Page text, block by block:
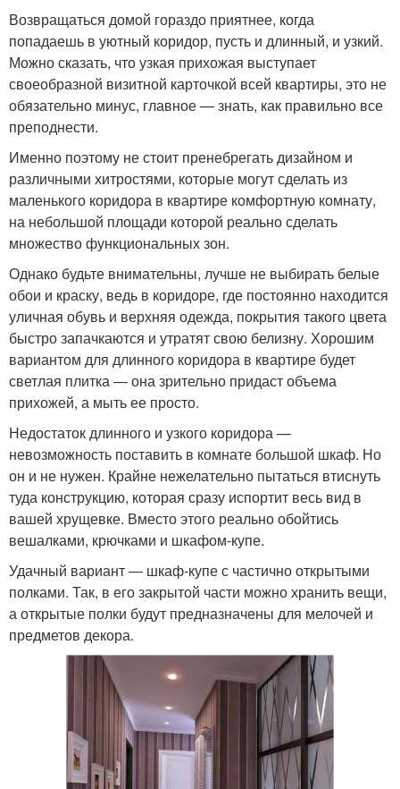
Возвращаться домой гораздо приятнее, когда
попадаешь в уютный коридор, пусть и длинный, и узкий.
Можно сказать, что узкая прихожая выступает
своеобразной визитной карточкой всей квартиры, это не
обязательно минус, главное — знать, как правильно все
преподнести.
Именно поэтому не стоит пренебрегать дизайном и
различными хитростями, которые могут сделать из
маленького коридора в квартире комфортную комнату,
на небольшой площади которой реально сделать
множество функциональных зон.
Однако будьте внимательны, лучше не выбирать белые
обои и краску, ведь в коридоре, где постоянно находится
уличная обувь и верхняя одежда, покрытия такого цвета
быстро запачкаются и утратят свою белизну. Хорошим
вариантом для длинного коридора в квартире будет
светлая плитка — она зрительно придаст объема
прихожей, а мыть ее просто.
Недостаток длинного и узкого коридора —
невозможность поставить в комнате большой шкаф. Но
он и не нужен. Крайне нежелательно пытаться втиснуть
туда конструкцию, которая сразу испортит весь вид в
вашей хрущевке. Вместо этого реально обойтись
вешалками, крючками и шкафом-купе.
Удачный вариант — шкаф-купе с частично открытыми
полками. Так, в его закрытой части можно хранить вещи,
а открытые полки будут предназначены для мелочей и
предметов декора.